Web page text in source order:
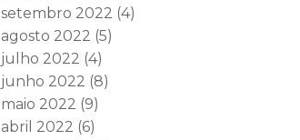
setembro 2022 (4)
agosto 2022 (5)
julho 2022 (4)
junho 2022 (8)
maio 2022 (9)
abril 2022 (6)